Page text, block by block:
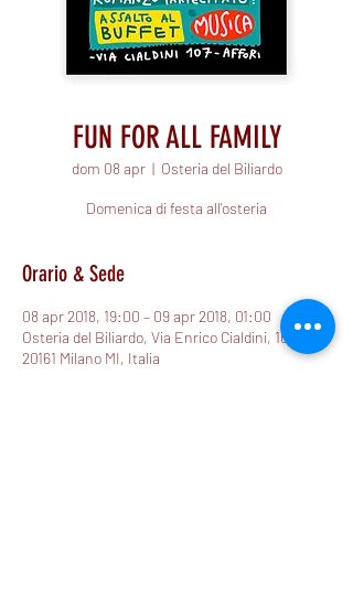
FUN FOR ALL FAMILY
dom 08 apr
  |
Osteria del Biliardo
Domenica di festa all'osteria
Orario & Sede
08 apr 2018, 19:00 – 09 apr 2018, 01:00
Osteria del Biliardo, Via Enrico Cialdini, 107,
20161 Milano MI, Italia